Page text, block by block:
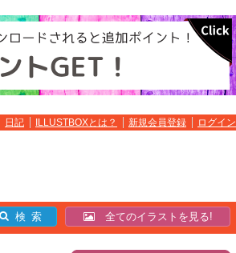
日記 ILLUSTBOXとは？ 新規会員登録 ログイン
全てのイラストを見る!